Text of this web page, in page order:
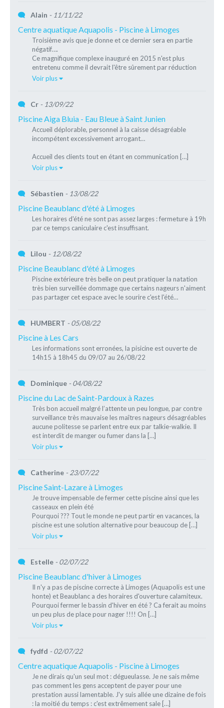
Alain - 11/11/22
Centre aquatique Aquapolis - Piscine à Limoges
Troisième avis que je donne et ce dernier sera en partie
négatif….
Ce magnifique complexe inauguré en 2015 n'est plus
entretenu comme il devrait l'être sûrement par réduction
[…]
Voir plus
Cr - 13/09/22
Piscine Aiga Bluia - Eau Bleue à Saint Junien
Accueil déplorable, personnel à la caisse désagréable
incompétent excessivement arrogant…
Accueil des clients tout en étant en communication […]
Voir plus
Sébastien - 13/08/22
Piscine Beaublanc d'été à Limoges
Les horaires d'été ne sont pas assez larges : fermeture à 19h
par ce temps caniculaire c'est insuffisant.
Lilou - 12/08/22
Piscine Beaublanc d'été à Limoges
Piscine extérieure très belle on peut pratiquer la natation
très bien surveillée dommage que certains nageurs n'aiment
pas partager cet espace avec le sourire c'est l'été…
HUMBERT - 05/08/22
Piscine à Les Cars
Les informations sont erronées, la pisicine est ouverte de
14h15 à 18h45 du 09/07 au 26/08/22
Dominique - 04/08/22
Piscine du Lac de Saint-Pardoux à Razes
Très bon accueil malgré l’attente un peu longue, par contre
surveillance très mauvaise les maîtres nageurs désagréables
aucune politesse se parlent entre eux par talkie-walkie. Il
est interdit de manger ou fumer dans la […]
Voir plus
Catherine - 23/07/22
Piscine Saint-Lazare à Limoges
Je trouve impensable de fermer cette piscine ainsi que les
casseaux en plein été
Pourquoi ??? Tout le monde ne peut partir en vacances, la
piscine est une solution alternative pour beaucoup de […]
Voir plus
Estelle - 02/07/22
Piscine Beaublanc d'hiver à Limoges
Il n'y a pas de piscine correcte à Limoges (Aquapolis est une
honte) et Beaublanc a des horaires d'ouverture calamiteux.
Pourquoi fermer le bassin d'hiver en été ? Ca ferait au moins
un peu plus de place pour nager !!!! On […]
Voir plus
fydfd - 02/07/22
Centre aquatique Aquapolis - Piscine à Limoges
Je ne dirais qu'un seul mot : dégueulasse. Je ne sais même
pas comment les gens acceptent de payer pour une
prestation aussi lamentable. J'y suis allée une dizaine de fois
: la moitié du temps : c'est extrêmement sale […]